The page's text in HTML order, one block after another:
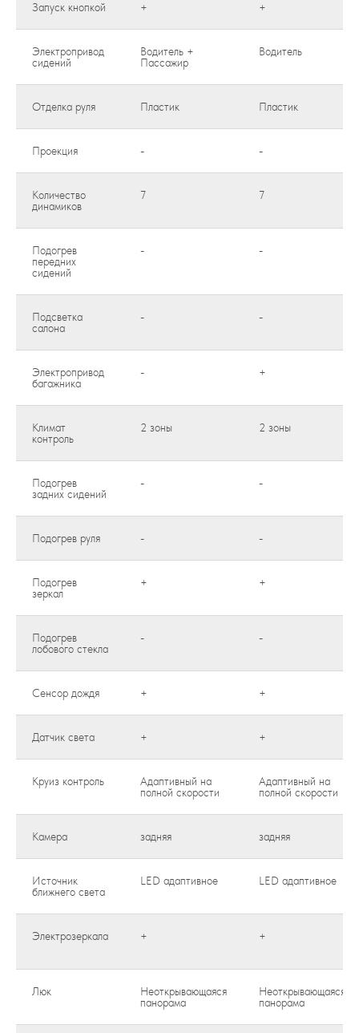
Запуск кнопкой + +
Электропривод
сидений
Водитель +
Пассажир
Водитель
Отделка руля Пластик Пластик
Проекция - -
Количество
динамиков
7 7
Подогрев
передних
сидений
- -
Подсветка
салона
- -
Электропривод
багажника
- +
Климат
контроль
2 зоны 2 зоны
Подогрев
задних сидений
- -
Подогрев руля - -
Подогрев
зеркал
+ +
Подогрев
лобового стекла
- -
Сенсор дождя + +
Датчик света + +
Круиз контроль
Адаптивный на
полной скорости
Адаптивный на
полной скорости
Камера задняя задняя
Источник
ближнего света
LED адаптивное LED адаптивное
Электрозеркала + +
Люк
Неоткрывающаяся
панорама
Неоткрывающаяся
панорама